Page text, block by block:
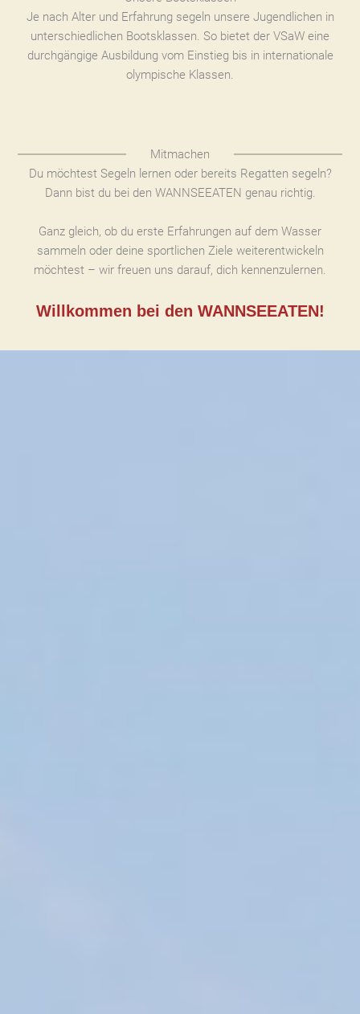
Je nach Alter und Erfahrung segeln unsere Jugendlichen in
unterschiedlichen Bootsklassen. So bietet der VSaW eine
durchgängige Ausbildung vom Einstieg bis in internationale
olympische Klassen.
Mitmachen
Du möchtest Segeln lernen oder bereits Regatten segeln?
Dann bist du bei den WANNSEEATEN genau richtig.
Ganz gleich, ob du erste Erfahrungen auf dem Wasser
sammeln oder deine sportlichen Ziele weiterentwickeln
möchtest – wir freuen uns darauf, dich kennenzulernen.
Willkommen bei den WANNSEEATEN!